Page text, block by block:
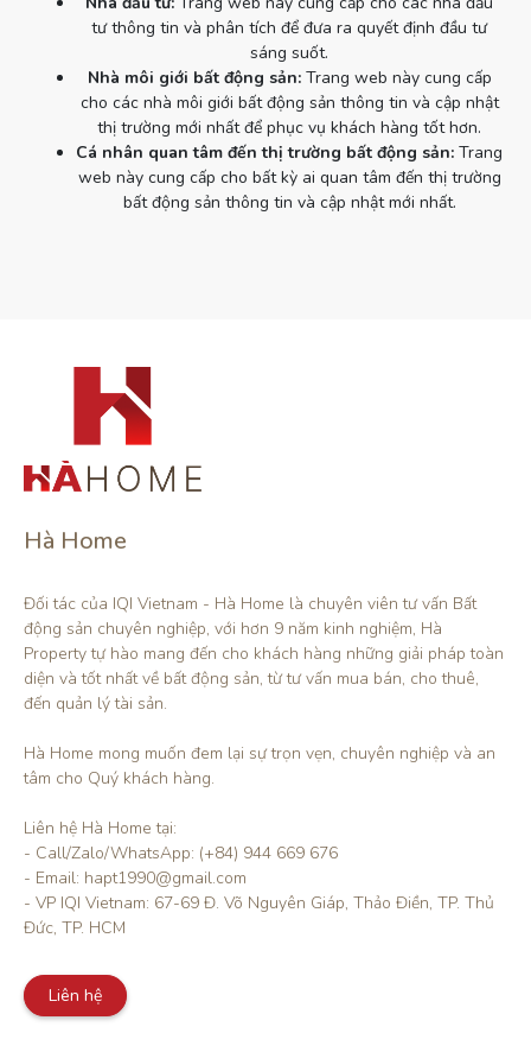
tư thông tin và phân tích để đưa ra quyết định đầu tư
sáng suốt.
Nhà môi giới bất động sản:Trang web này cung cấp
cho các nhà môi giới bất động sản thông tin và cập nhật
thị trường mới nhất để phục vụ khách hàng tốt hơn.
Cá nhân quan tâm đến thị trường bất động sản: Trang
web này cung cấp cho bất kỳ ai quan tâm đến thị trường
bất động sản thông tin và cập nhật mới nhất.
Hà Home
Đối tác của IQI Vietnam - Hà Home là chuyên viên tư vấn Bất
động sản chuyên nghiệp, với hơn 9 năm kinh nghiệm, Hà
Property tự hào mang đến cho khách hàng những giải pháp toàn
diện và tốt nhất về bất động sản, từ tư vấn mua bán, cho thuê,
đến quản lý tài sản.
Hà Home mong muốn đem lại sự trọn vẹn, chuyên nghiệp và an
tâm cho Quý khách hàng.
Liên hệ Hà Home tại:
- Call/Zalo/WhatsApp: (+84) 944 669 676
- Email: hapt1990@gmail.com
- VP IQI Vietnam: 67-69 Đ. Võ Nguyên Giáp, Thảo Điền, TP. Thủ
Đức, TP. HCM
Liên hệ